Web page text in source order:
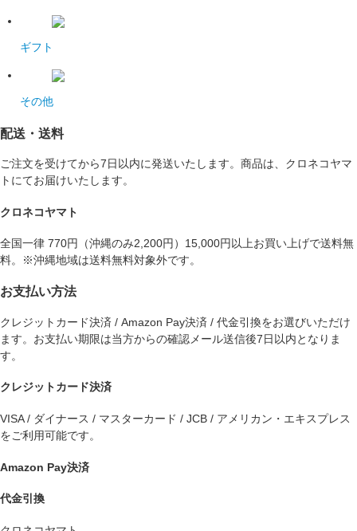
ギフト
その他
配送・送料
ご注文を受けてから7日以内に発送いたします。商品は、クロネコヤマ
トにてお届けいたします。
クロネコヤマト
全国一律 770円（沖縄のみ2,200円）15,000円以上お買い上げで送料無
料。※沖縄地域は送料無料対象外です。
お支払い方法
クレジットカード決済 / Amazon Pay決済 / 代金引換をお選びいただけ
ます。お支払い期限は当方からの確認メール送信後7日以内となりま
す。
クレジットカード決済
VISA / ダイナース / マスターカード / JCB / アメリカン・エキスプレス
をご利用可能です。
Amazon Pay決済
代金引換